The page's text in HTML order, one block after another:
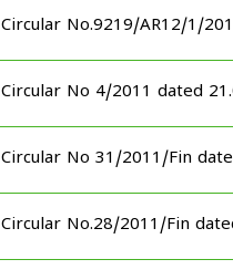
Circular No.9219/AR12/1/
Circular No 4/2011 dated
Circular No 31/2011/Fin
Circular No.28/2011/Fin